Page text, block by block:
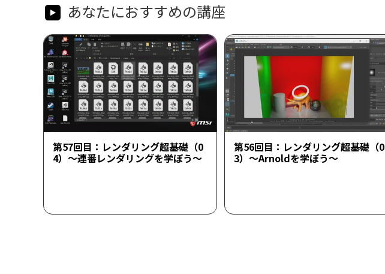
あなたにおすすめの講座
第57回目：レンダリング超基礎（0
4）～連番レンダリングを学ぼう～
第56回目：レンダリング超基礎（0
3）～Arnoldを学ぼう～